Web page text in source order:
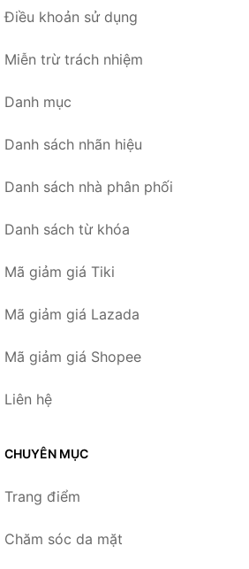
Điều khoản sử dụng
Miễn trừ trách nhiệm
Danh mục
Danh sách nhãn hiệu
Danh sách nhà phân phối
Danh sách từ khóa
Mã giảm giá Tiki
Mã giảm giá Lazada
Mã giảm giá Shopee
Liên hệ
CHUYÊN MỤC
Trang điểm
Chăm sóc da mặt